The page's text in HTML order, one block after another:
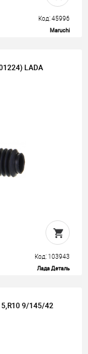
Код: 45996
Maruchi
LADA
Код: 103943
Лада Деталь
9/145/42